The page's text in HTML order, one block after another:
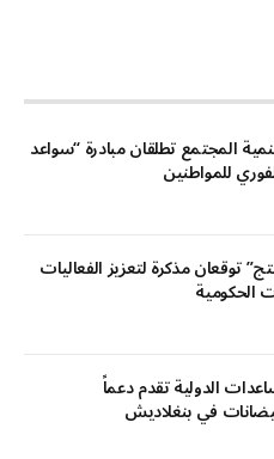
المجتمع تطلقان مبادرة “سواعد
للمواطنين
توقعان مذكرة لتعزيز الفعاليات
الحكومية
الدولية تقدم دعماً
في بنغلاديش